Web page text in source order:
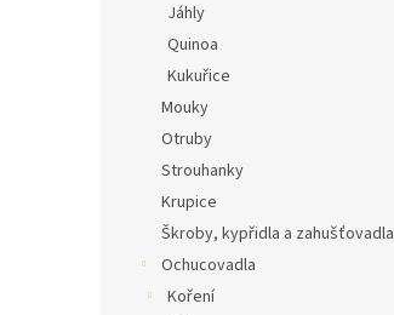
Jáhly
Quinoa
Kukuřice
Mouky
Otruby
Strouhanky
Krupice
Škroby, kypřidla a zahušťovadla
Ochucovadla
Koření